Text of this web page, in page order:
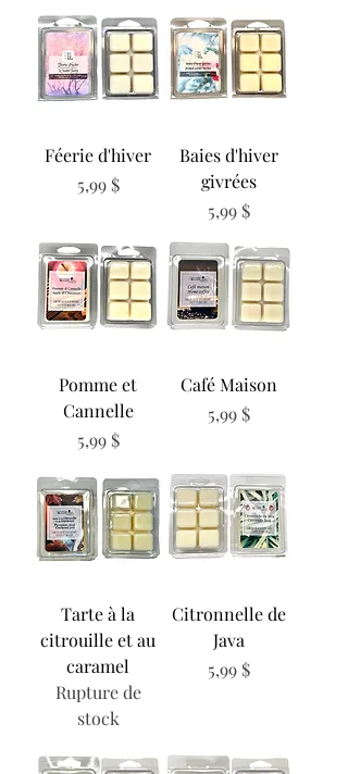
Féerie d'hiver
Prix
5,99 $
Baies d'hiver
givrées
Prix
5,99 $
Pomme et
Cannelle
Prix
5,99 $
Café Maison
Prix
5,99 $
Tarte à la
citrouille et au
caramel
Rupture de
stock
Citronnelle de
Java
Prix
5,99 $